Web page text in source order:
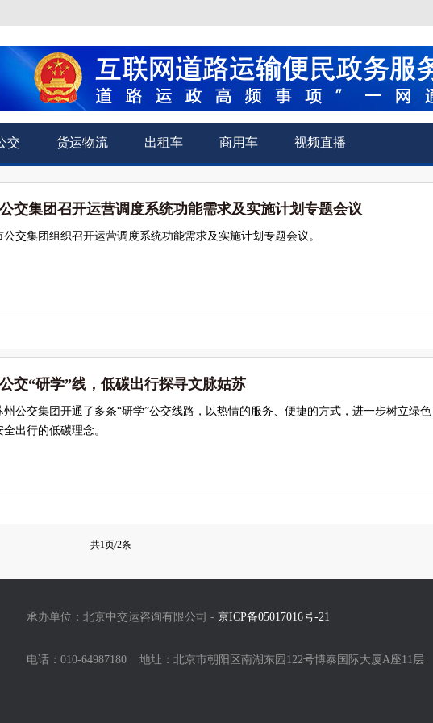
交 货运物流 出租车 商用车 视频直播
交集团召开运营调度系统功能需求及实施计划专题会议
公交集团组织召开运营调度系统功能需求及实施计划专题会议。
交“研学”线，低碳出行探寻文脉姑苏​
州公交集团开通了多条“研学”公交线路，以热情的服务、便捷的方式，进一步树立绿色
全出行的低碳理念。
共1页/2条
承办单位：北京中交运咨询有限公司 - 京ICP备05017016号-21
电话：010-64987180 地址：北京市朝阳区南湖东园122号博泰国际大厦A座11层